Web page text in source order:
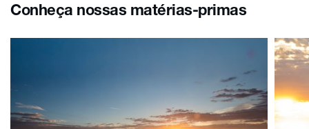
Conheça nossas matérias-primas